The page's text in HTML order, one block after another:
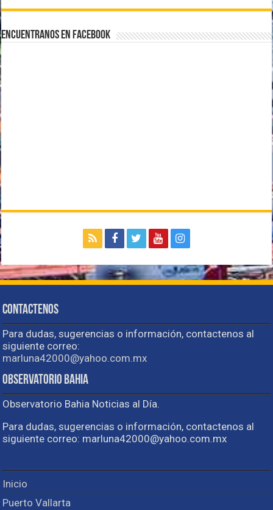
Encuentranos en Facebook
Contactenos
Para dudas, sugerencias o información, contactenos al
siguiente correo:
marluna42000@yahoo.com.mx
Observatorio Bahia
Observatorio Bahia Noticias al Día.
Para dudas, sugerencias o información, contactenos al
siguiente correo: marluna42000@yahoo.com.mx
Inicio
Puerto Vallarta